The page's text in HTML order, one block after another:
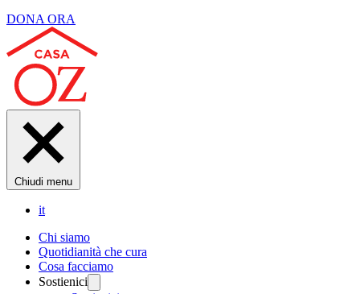
DONA ORA
Chiudi menu
it
Chi siamo
Quotidianità che cura
Cosa facciamo
Sostienici